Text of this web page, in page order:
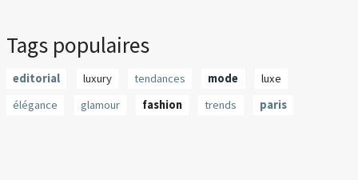
Tags populaires
editorial luxury tendances mode
luxe
élégance
glamour fashion trends paris